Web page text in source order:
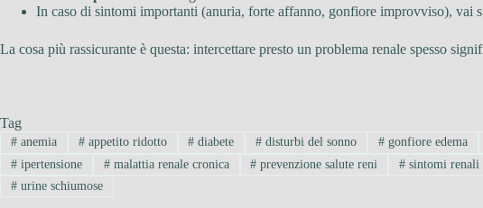
In caso di sintomi importanti (anuria, forte affanno, gonfiore improvviso), vai
La cosa più rassicurante è questa: intercettare presto un problema renale spesso
Tag
#anemia #appetito ridotto # diabete # disturbi del sonno # gonfiore edema
#ipertensione #malattia renale cronica # prevenzione salute reni # sintomi renali
#urine schiumose